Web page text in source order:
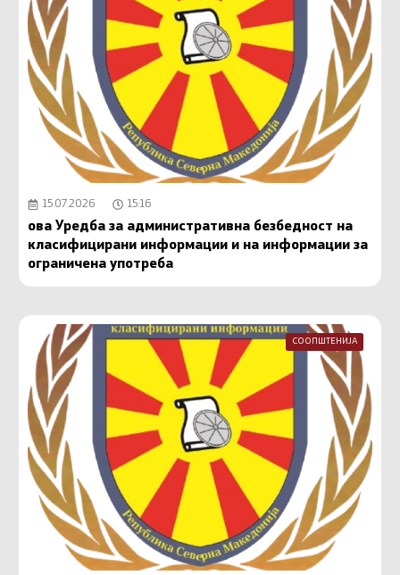
15.07.2026 15:16
ова Уредба за административна безбедност на
класифицирани информации и на информации за
ограничена употреба
СООПШТЕНИЈА